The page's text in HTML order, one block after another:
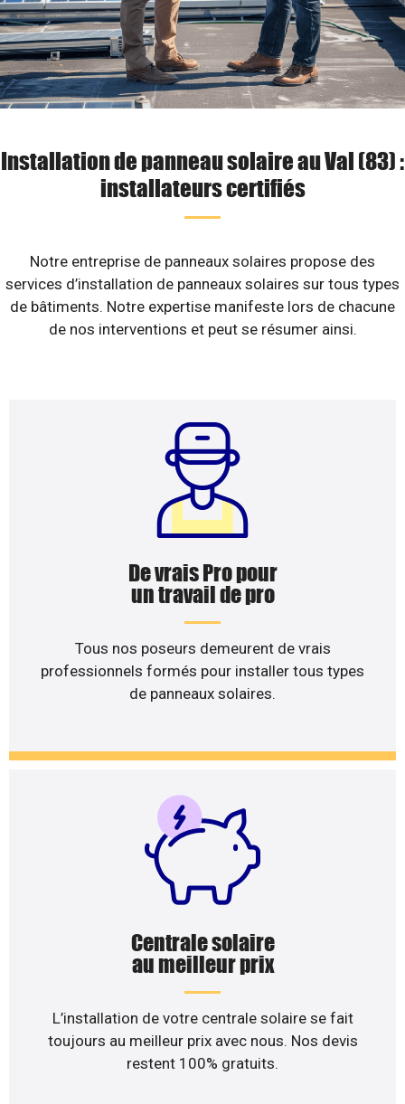
Installation de panneau solaire au Val (83) :
installateurs certifiés
Notre entreprise de panneaux solaires propose des
services d’installation de panneaux solaires sur tous types
de bâtiments. Notre expertise manifeste lors de chacune
de nos interventions et peut se résumer ainsi.
De vrais Pro pour
un travail de pro
Tous nos poseurs demeurent de vrais
professionnels formés pour installer tous types
de panneaux solaires.
Centrale solaire
au meilleur prix
L’installation de votre centrale solaire se fait
toujours au meilleur prix avec nous. Nos devis
restent 100% gratuits.